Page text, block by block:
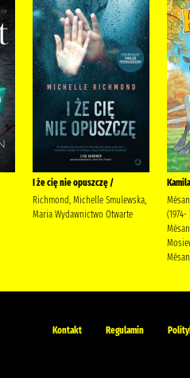
I że cię nie opuszczę /
Richmond, Michelle Smulewska,
Maria Wydawnictwo Otwarte
Kontakt Regulamin